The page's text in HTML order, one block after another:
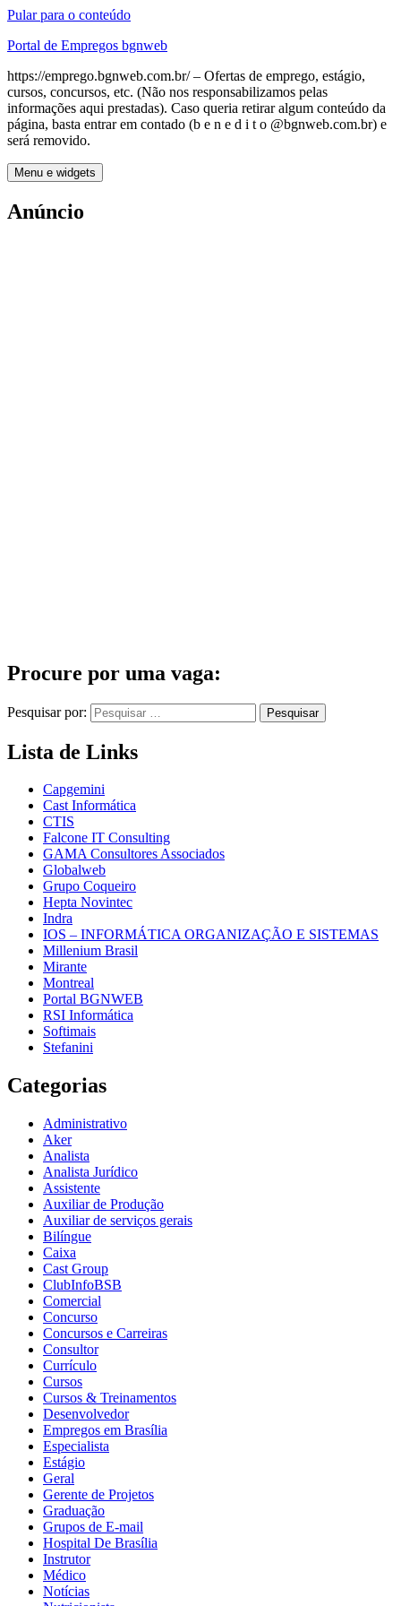
Pular para o conteúdo
Portal de Empregos bgnweb
https://emprego.bgnweb.com.br/ – Ofertas de emprego, estágio,
cursos, concursos, etc. (Não nos responsabilizamos pelas
informações aqui prestadas). Caso queria retirar algum conteúdo da
página, basta entrar em contado (b e n e d i t o @bgnweb.com.br) e
será removido.
Menu e widgets
Anúncio
Procure por uma vaga:
Pesquisar por:
Lista de Links
Capgemini
Cast Informática
CTIS
Falcone IT Consulting
GAMA Consultores Associados
Globalweb
Grupo Coqueiro
Hepta Novintec
Indra
IOS – INFORMÁTICA ORGANIZAÇÃO E SISTEMAS
Millenium Brasil
Mirante
Montreal
Portal BGNWEB
RSI Informática
Softimais
Stefanini
Categorias
Administrativo
Aker
Analista
Analista Jurídico
Assistente
Auxiliar de Produção
Auxiliar de serviços gerais
Bilíngue
Caixa
Cast Group
ClubInfoBSB
Comercial
Concurso
Concursos e Carreiras
Consultor
Currículo
Cursos
Cursos & Treinamentos
Desenvolvedor
Empregos em Brasília
Especialista
Estágio
Geral
Gerente de Projetos
Graduação
Grupos de E-mail
Hospital De Brasília
Instrutor
Médico
Notícias